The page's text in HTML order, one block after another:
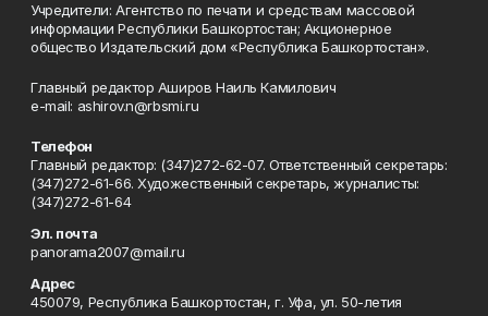
Учредители: Агентство по печати и средствам массовой
информации Республики Башкортостан; Акционерное
общество Издательский дом «Республика Башкортостан».
Главный редактор Аширов Наиль Камилович
e-mail: ashirov.n@rbsmi.ru
Телефон
Главный редактор: (347)272-62-07. Ответственный секретарь:
(347)272-61-66. Художественный секретарь, журналисты:
(347)272-61-64
Эл. почта
panorama2007@mail.ru
Адрес
450079, Республика Башкортостан, г. Уфа, ул. 50-летия